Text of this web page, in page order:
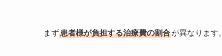
まず患者様が負担する治療費の割合が異なります。